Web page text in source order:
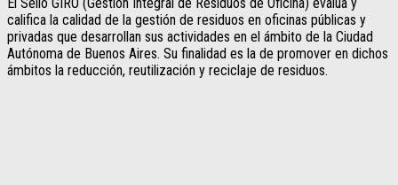
El Sello GIRO (Gestión Integral de Residuos de Oficina) evalúa y
califica la calidad de la gestión de residuos en oficinas públicas y
privadas que desarrollan sus actividades en el ámbito de la Ciudad
Autónoma de Buenos Aires. Su finalidad es la de promover en dichos
ámbitos la reducción, reutilización y reciclaje de residuos.